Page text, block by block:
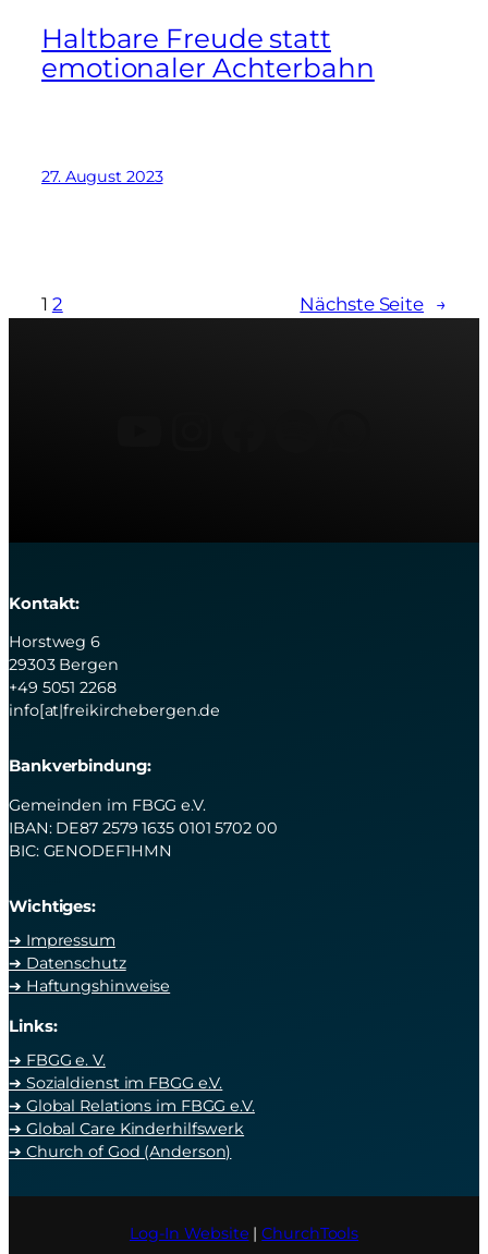
Haltbare Freude statt
emotionaler Achterbahn
27. August 2023
1 2 Nächste Seite →
Kontakt:
Horstweg 6
29303 Bergen
+49 5051 2268
info[at|freikirchebergen.de
Bankverbindung:
Gemeinden im FBGG e.V.
IBAN: DE87 2579 1635 0101 5702 00
BIC: GENODEF1HMN
Wichtiges:
➔ Impressum
➔ Datenschutz
➔ Haftungshinweise
Links:
➔ FBGG e. V.
➔ Sozialdienst im FBGG e.V.
➔ Global Relations im FBGG e.V.
➔ Global Care Kinderhilfswerk
➔ Church of God (Anderson)
Log-In Website |ChurchTools